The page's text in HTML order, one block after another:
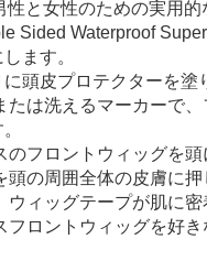
と女性のための実用
ます。
頭皮プロテクターを塗
は洗えるマーカーで
フロントウィッグを
の周囲全体の皮膚に押
ィッグテープが肌に密
ロントウィッグを好き